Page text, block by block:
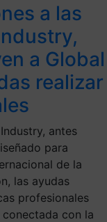
a las
a Global
realizar
antes
para
de la
las ayudas
profesionales
con la